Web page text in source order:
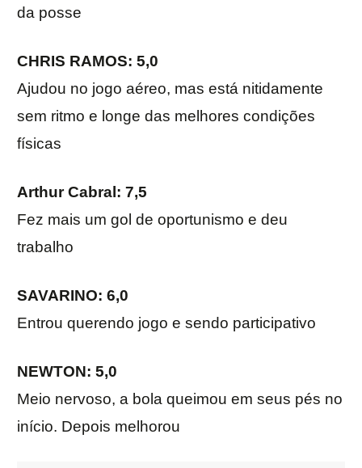
da posse
CHRIS RAMOS: 5,0
Ajudou no jogo aéreo, mas está nitidamente
sem ritmo e longe das melhores condições
físicas
Arthur Cabral : 7,5
Fez mais um gol de oportunismo e deu
trabalho
SAVARINO: 6,0
Entrou querendo jogo e sendo participativo
NEWTON: 5,0
Meio nervoso, a bola queimou em seus pés no
início. Depois melhorou